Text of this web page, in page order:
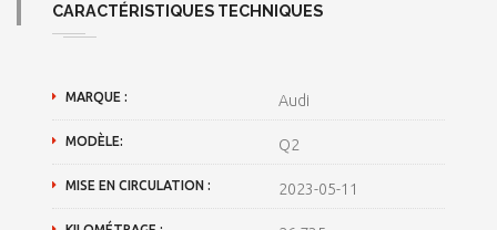
CARACTÉRISTIQUES TECHNIQUES
MARQUE : Audi
MODÈLE: Q2
MISE EN CIRCULATION : 2023-05-11